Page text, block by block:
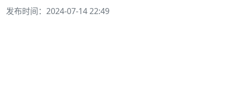
发布时间：2024-07-14 22:49